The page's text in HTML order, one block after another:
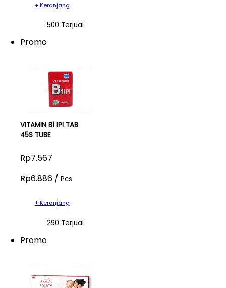
+ Keranjang
500 Terjual
Promo
VITAMIN B1 IPI TAB
45S TUBE
Rp7.567
Rp6.886 / Pcs
+ Keranjang
290 Terjual
Promo